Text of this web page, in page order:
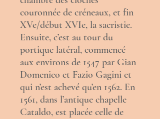
couronnée de créneaux, et fin
XVe/début XVIe, la sacristie.
Ensuite, c’est au tour du
portique latéral, commencé
aux environs de 1547 par Gian
Domenico et Fazio Gagini et
qui n’est achevé qu’en 1562. En
1561, dans l’antique chapelle
Cataldo, est placée celle de